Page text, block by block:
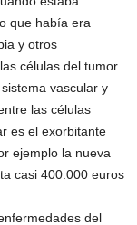
que había era
y otros
células del tumor
vascular y
las células
es el exorbitante
ejemplo la nueva
casi 400.000 euros
del